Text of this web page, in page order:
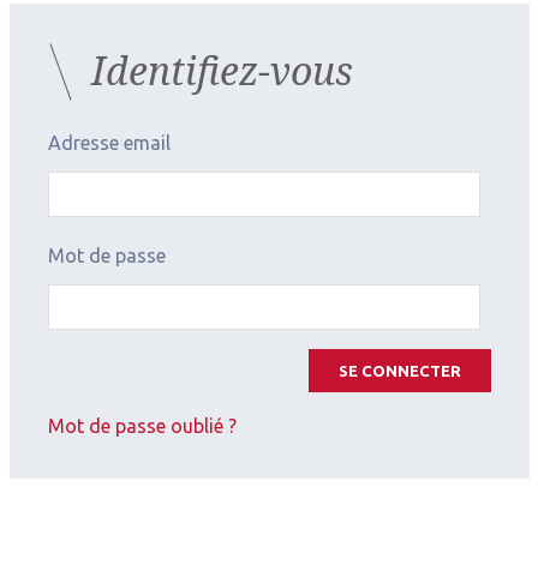
2026.07.11
Identifiez-vous
Adresse email
Mot de passe
SE CONNECTER
Mot de passe oublié ?